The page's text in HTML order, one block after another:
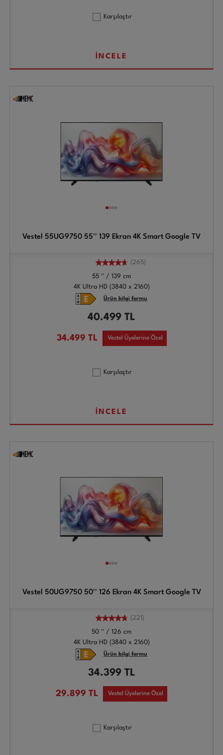
Karşılaştır
İNCELE
Vestel 55UG9750 55'' 139 Ekran 4K Smart Google TV
(265)
55 '' / 139 cm
4K Ultra HD (3840 x 2160)
Ürün bilgi formu
40.499 TL
34.499 TL Vestel Üyelerine Özel
Karşılaştır
İNCELE
Vestel 50UG9750 50'' 126 Ekran 4K Smart Google TV
(221)
50 '' / 126 cm
4K Ultra HD (3840 x 2160)
Ürün bilgi formu
34.399 TL
29.899 TL Vestel Üyelerine Özel
Karşılaştır